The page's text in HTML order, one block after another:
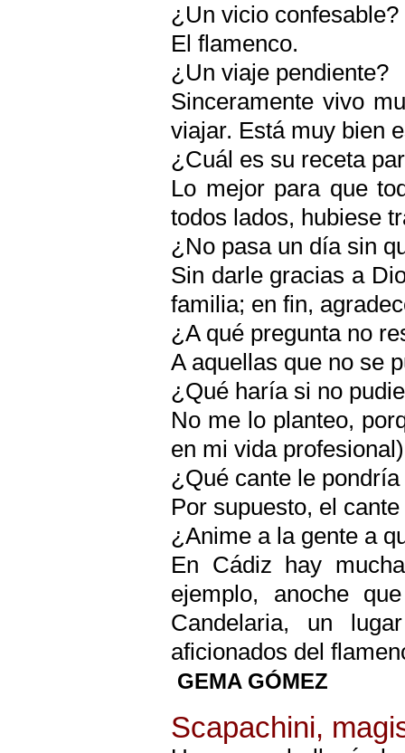
¿Un vicio confesable?
El flamenco.
¿Un viaje pendiente?
Sinceramente vivo
viajar. Está muy bien
¿Cuál es su receta
Lo mejor para que
todos lados, hubiese
¿No pasa un día sin
Sin darle gracias a
familia; en fin,
¿A qué pregunta no
A aquellas que no se
¿Qué haría si no
No me lo planteo,
en mi vida
¿Qué cante le
Por supuesto, el
¿Anime a la gente a
En Cádiz hay
ejemplo, anoche
Candelaria, un
aficionados del
GEMA GÓMEZ
Scapachini,